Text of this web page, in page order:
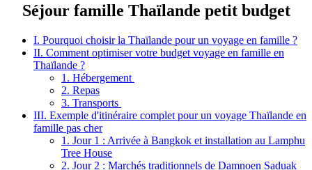
Séjour famille Thaïlande petit budget
I. Pourquoi choisir la Thaïlande pour un voyage en famille ?
II. Comment optimiser votre budget voyage en famille en
Thaïlande ?
1. Hébergement
2. Repas
3. Transports
III. Exemple d'itinéraire complet pour un voyage Thaïlande en
famille pas cher
1. Jour 1 : Arrivée à Bangkok et installation au Lamphu
Tree House
2. Jour 2 : Marchés traditionnels de Damnoen Saduak